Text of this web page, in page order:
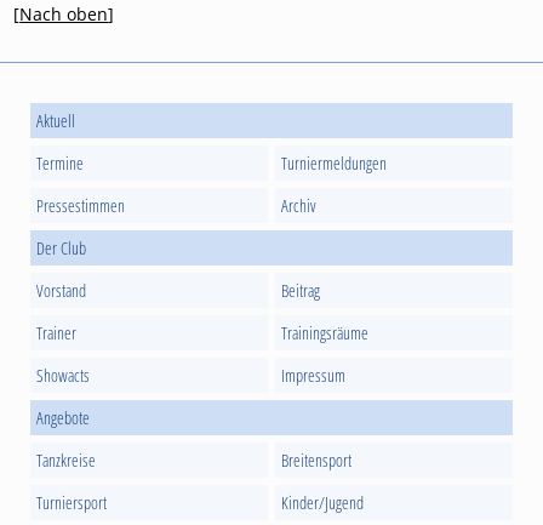
[Nach oben]
Aktuell
Termine
Turniermeldungen
Pressestimmen
Archiv
Der Club
Vorstand
Beitrag
Trainer
Trainingsräume
Showacts
Impressum
Angebote
Tanzkreise
Breitensport
Turniersport
Kinder/Jugend